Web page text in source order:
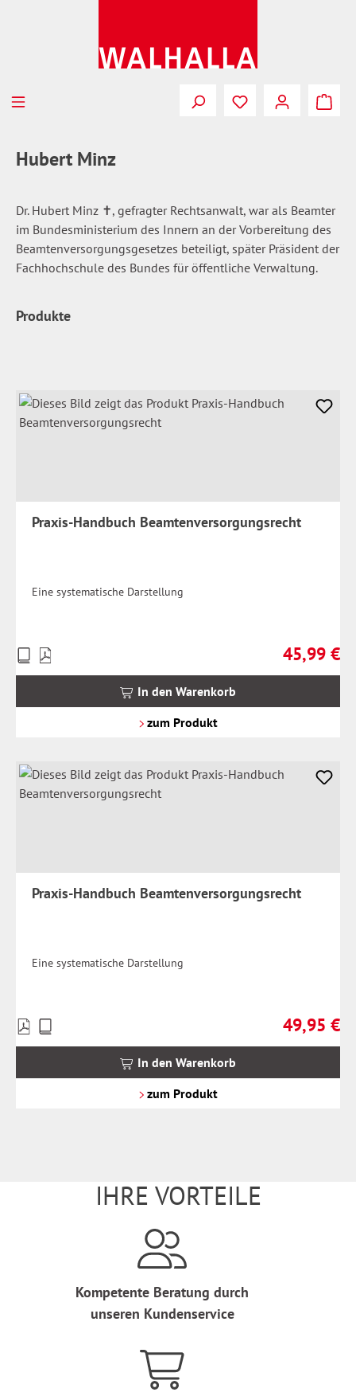
Du hast 0
Hubert Minz
Dr. Hubert Minz ✝, gefragter Rechtsanwalt, war als Beamter
im Bundesministerium des Innern an der Vorbereitung des
Beamtenversorgungsgesetzes beteiligt, später Präsident der
Fachhochschule des Bundes für öffentliche Verwaltung.
Produkte
Praxis-Handbuch Beamtenversorgungsrecht
Eine systematische Darstellung
Regulärer
45,99 €
Preise
inkl.
In den Warenkorb
zum Produkt
Praxis-Handbuch Beamtenversorgungsrecht
Eine systematische Darstellung
Regulärer
49,95 €
Preise
inkl.
In den Warenkorb
zum Produkt
IHRE VORTEILE
Kompetente Beratung durch
unseren Kundenservice